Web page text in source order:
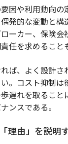
因や利用動向の
発的な変動と構
ーカー、保険会
任を求めること
ば、よく設計さ
。コスト抑制は
遅れを取ること
ンスである。
理由」を説明